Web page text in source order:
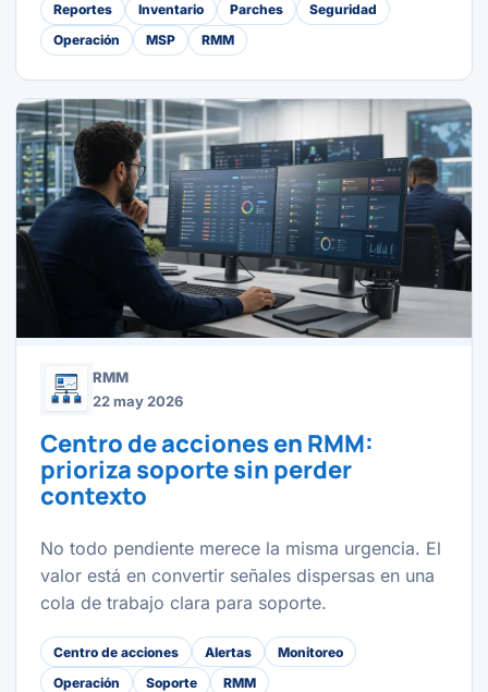
Reportes Inventario Parches
Seguridad
Operación
MSP RMM
RMM
22 may 2026
Centro de acciones en RMM:
prioriza soporte sin perder
contexto
No todo pendiente merece la misma urgencia. El
valor está en convertir señales dispersas en una
cola de trabajo clara para soporte.
Centro de acciones Alertas
Monitoreo
Operación
Soporte RMM